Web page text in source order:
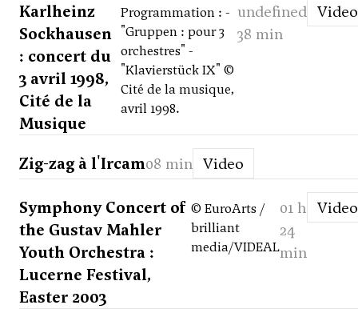
Karlheinz
Sockhausen
: concert du
3 avril 1998,
Cité de la
Musique
Programmation : -
"Gruppen : pour 3
orchestres" -
"Klavierstück IX" ©
Cité de la musique,
avril 1998.
undefined
38 min
Video
Zig-zag à l'Ircam08 min Video
Symphony Concert of
the Gustav Mahler
Youth Orchestra :
Lucerne Festival,
Easter 2003
© EuroArts /
brilliant
media/VIDEAL
01 h
24
min
Video